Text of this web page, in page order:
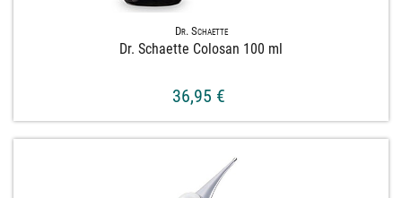
Dr. Schaette
Dr. Schaette Colosan 100 ml
36,95 €